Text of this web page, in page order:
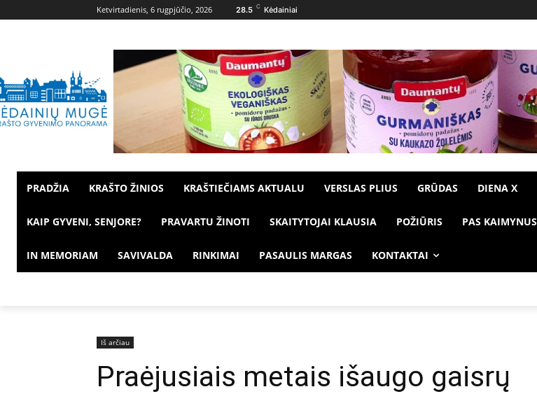
Ketvirtadienis, 6 rugpjūčio, 2026 28.5 C Kėdainiai
PRADŽIA KRAŠTO ŽINIOS KRAŠTIEČIAMS AKTUALU VERSLAS PLIUS GRŪDAS DIENA X
KAIP GYVENI, SENJORE? PRAVARTU ŽINOTI SKAITYTOJAI KLAUSIA POŽIŪRIS PAS KAIMYNUS
IN MEMORIAM SAVIVALDA RINKIMAI PASAULIS MARGAS KONTAKTAI
Iš arčiau
Praėjusiais metais išaugo gaisrų